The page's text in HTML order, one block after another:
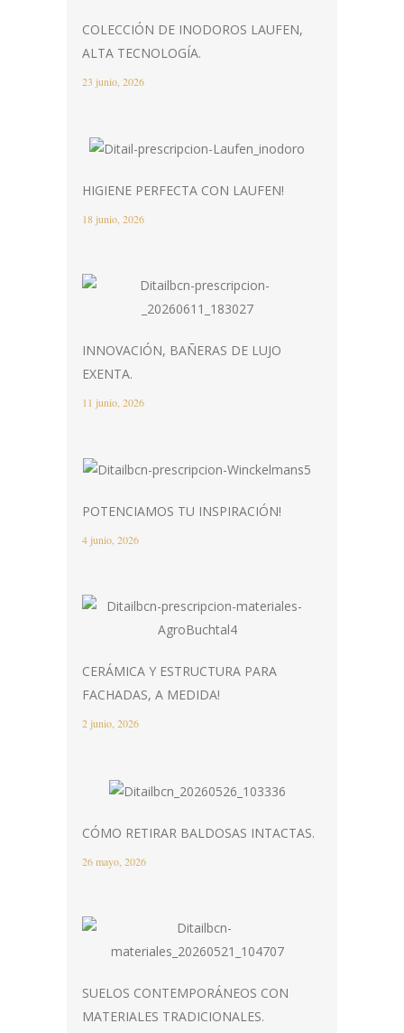
COLECCIÓN DE INODOROS LAUFEN,
ALTA TECNOLOGÍA.
23 junio, 2026
HIGIENE PERFECTA CON LAUFEN!
18 junio, 2026
INNOVACIÓN, BAÑERAS DE LUJO
EXENTA.
11 junio, 2026
POTENCIAMOS TU INSPIRACIÓN!
4 junio, 2026
CERÁMICA Y ESTRUCTURA PARA
FACHADAS, A MEDIDA!
2 junio, 2026
CÓMO RETIRAR BALDOSAS INTACTAS.
26 mayo, 2026
SUELOS CONTEMPORÁNEOS CON
MATERIALES TRADICIONALES.